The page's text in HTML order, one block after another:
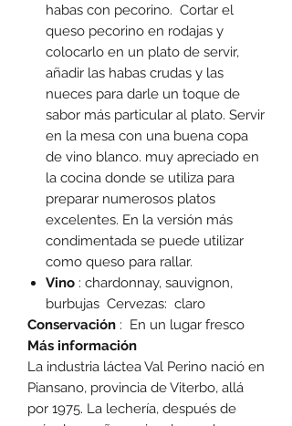
habas con pecorino. Cortar el
queso pecorino en rodajas y
colocarlo en un plato de servir,
añadir las habas crudas y las
nueces para darle un toque de
sabor más particular al plato. Servir
en la mesa con una buena copa
de vino blanco. muy apreciado en
la cocina donde se utiliza para
preparar numerosos platos
excelentes. En la versión más
condimentada se puede utilizar
como queso para rallar.
Vino : chardonnay, sauvignon,
burbujas Cervezas: claro
Conservación : En un lugar fresco
Más información
La industria láctea Val Perino nació en
Piansano, provincia de Viterbo, allá
por 1975. La lechería, después de